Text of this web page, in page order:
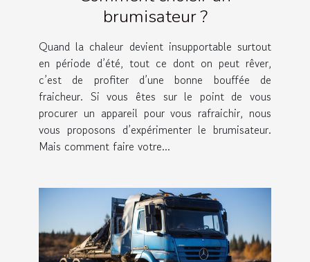
brumisateur ?
Quand la chaleur devient insupportable surtout
en période d’été, tout ce dont on peut rêver,
c’est de profiter d’une bonne bouffée de
fraicheur. Si vous êtes sur le point de vous
procurer un appareil pour vous rafraichir, nous
vous proposons d’expérimenter le brumisateur.
Mais comment faire votre...